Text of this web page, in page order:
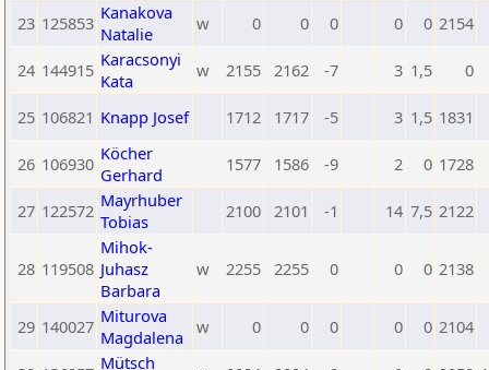
23 125853 Kanakova
Natalie
w 0 0 0 0 0 2154
24 144915 Karacsonyi
Kata
w 2155 2162 -7 3 1,5 0
25 106821 Knapp Josef 1712 1717 -5 3 1,5 1831
26 106930 Köcher
Gerhard
1577 1586 -9 2 0 1728
27 122572 Mayrhuber
Tobias
2100 2101 -1 14 7,5 2122
28 119508
Mihok-
Juhasz
Barbara
w 2255 2255 0 0 0 2138
29 140027 Miturova
Magdalena
w 0 0 0 0 0 2104
Mütsch